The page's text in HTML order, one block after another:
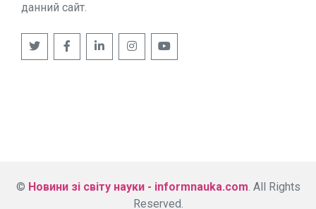
данний сайт.
© Новини зі світу науки - informnauka.com. All Rights
Reserved.